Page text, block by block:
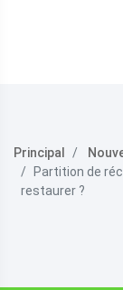
Principal
Partition de
restaurer ?